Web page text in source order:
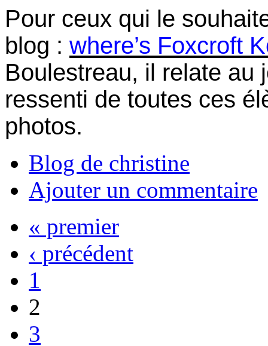
Pour ceux qui le
blog : where’s Foxcroft
Boulestreau, il relate au
ressenti de toutes ces
photos.
Blog de christine
Ajouter un commentaire
« premier
‹ précédent
1
2
3